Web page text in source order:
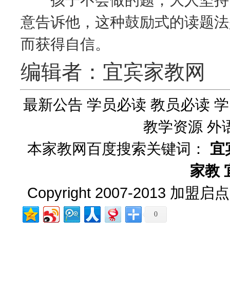
意告诉他，这种鼓励式的读题
而获得自信。
编辑者：宜宾家教网
最新公告 学员必读 教员必读
教学资源 外
本家教网百度搜索关键词： 宜
家教
Copyright 2007-2013 加盟启
0